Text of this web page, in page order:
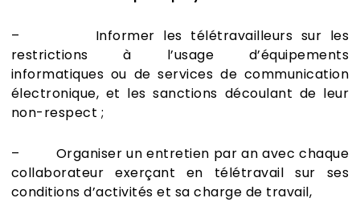
– Informer les télétravailleurs sur les
restrictions à l’usage d’équipements
informatiques ou de services de communication
électronique, et les sanctions découlant de leur
non-respect ;
– Organiser un entretien par an avec chaque
collaborateur exerçant en télétravail sur ses
conditions d’activités et sa charge de travail,